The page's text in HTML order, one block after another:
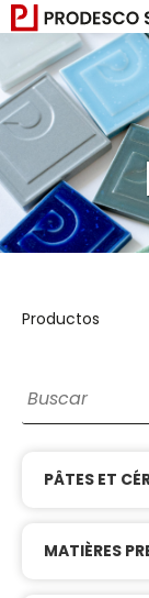
Productos
PÂTES ET
MATIÈRES